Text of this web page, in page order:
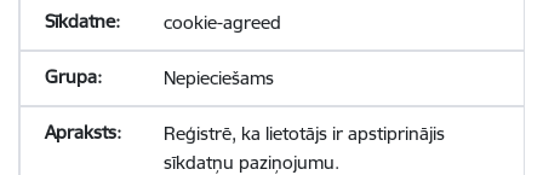
cookie-agreed
Nepieciešams
Reģistrē, ka lietotājs ir apstiprinājis
sīkdatņu paziņojumu.